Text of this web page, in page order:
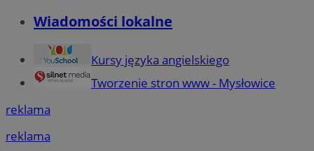
Wiadomości lokalne
Kursy języka angielskiego
Tworzenie stron www - Mysłowice
reklama
reklama